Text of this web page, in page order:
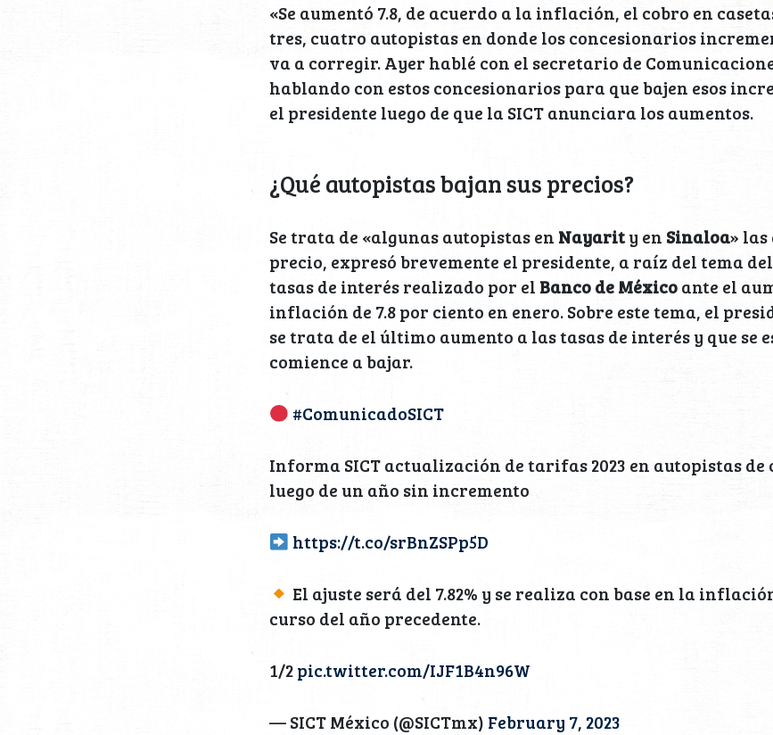
«Se aumentó 7.8, de acuerdo a la inflación, el cobro en
tres, cuatro autopistas en donde los concesionarios
va a corregir. Ayer hablé con el secretario de
hablando con estos concesionarios para que bajen esos
el presidente luego de que la SICT anunciara los aumentos.
¿Qué autopistas bajan sus precios?
Se trata de «algunas autopistas en Nayarity en Sinaloa»
precio, expresó brevemente el presidente, a raíz del tema
tasas de interés realizado por el Banco de Méxicoante el
inflación de 7.8 por ciento en enero. Sobre este tema, el
se trata de el último aumento a las tasas de interés y que se
comience a bajar.
#ComunicadoSICT
Informa SICT actualización de tarifas 2023 en autopistas
luego de un año sin incremento
https://t.co/srBnZSPp5D
El ajuste será del 7.82% y se realiza con base en la
curso del año precedente.
1/2pic.twitter.com/IJF1B4n96W
— SICT México (@SICTmx) February 7, 2023